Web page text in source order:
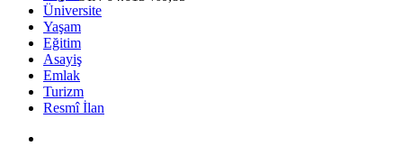
Üniversite
Yaşam
Eğitim
Asayiş
Emlak
Turizm
Resmî İlan